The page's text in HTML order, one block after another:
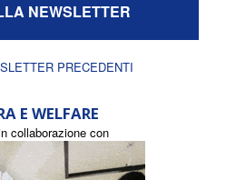
NEWSLETTER
PRECEDENTI
E WELFARE
collaborazione con